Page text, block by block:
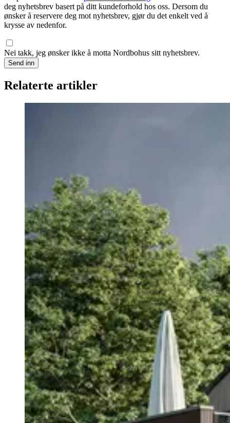
deg nyhetsbrev basert på ditt kundeforhold hos oss. Dersom du
ønsker å reservere deg mot nyhetsbrev, gjør du det enkelt ved å
krysse av nedenfor.
Nei takk, jeg ønsker ikke å motta Nordbohus sitt nyhetsbrev.
Send inn
Relaterte artikler